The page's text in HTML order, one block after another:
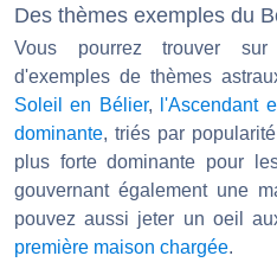
Des thèmes exemples du
Vous pourrez trouver
d'exemples de thèmes
Soleil en Bélier, l'Ascendant
dominante, triés par
plus forte dominante pour
gouvernant également une
pouvez aussi jeter un oeil
première maison chargée.